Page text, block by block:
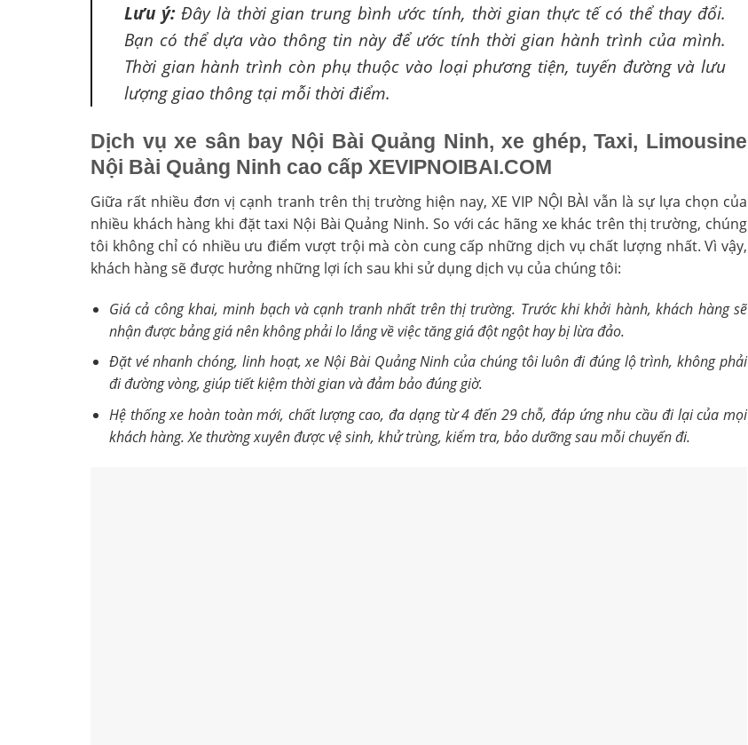
Lưu ý:Đây là thời gian trung bình ước tính, thời gian thực tế có thể thay đổi.
Bạn có thể dựa vào thông tin này để ước tính thời gian hành trình của mình.
Thời gian hành trình còn phụ thuộc vào loại phương tiện, tuyến đường và lưu
lượng giao thông tại mỗi thời điểm.
Dịch vụ xe sân bay Nội Bài Quảng Ninh, xe ghép, Taxi, Limousine
Nội Bài Quảng Ninh cao cấp XEVIPNOIBAI.COM
Giữa rất nhiều đơn vị cạnh tranh trên thị trường hiện nay, XE VIP NỘI BÀI vẫn là sự lựa chọn của
nhiều khách hàng khi đặt taxi Nội Bài Quảng Ninh. So với các hãng xe khác trên thị trường, chúng
tôi không chỉ có nhiều ưu điểm vượt trội mà còn cung cấp những dịch vụ chất lượng nhất. Vì vậy,
khách hàng sẽ được hưởng những lợi ích sau khi sử dụng dịch vụ của chúng tôi:
Giá cả công khai, minh bạch và cạnh tranh nhất trên thị trường. Trước khi khởi hành, khách hàng sẽ
nhận được bảng giá nên không phải lo lắng về việc tăng giá đột ngột hay bị lừa đảo.
Đặt vé nhanh chóng, linh hoạt, xe Nội Bài Quảng Ninh của chúng tôi luôn đi đúng lộ trình, không phải
đi đường vòng, giúp tiết kiệm thời gian và đảm bảo đúng giờ.
Hệ thống xe hoàn toàn mới, chất lượng cao, đa dạng từ 4 đến 29 chỗ, đáp ứng nhu cầu đi lại của mọi
khách hàng. Xe thường xuyên được vệ sinh, khử trùng, kiểm tra, bảo dưỡng sau mỗi chuyến đi.